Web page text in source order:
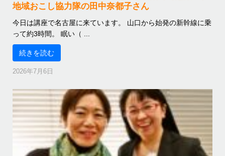
地域おこし協力隊の田中奈都子さん
今日は講座で名古屋に来ています。 山口から始発の新幹線に乗
って約3時間。 眠い（ ...
続きを読む
2026年7月6日